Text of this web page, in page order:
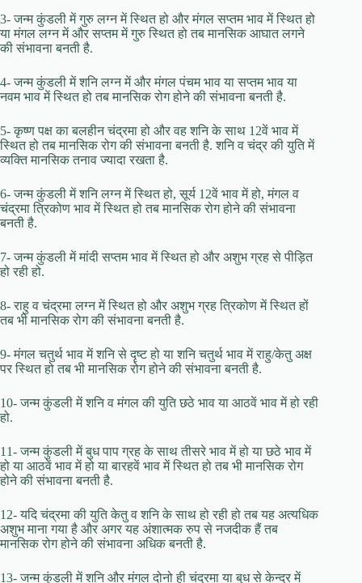
3- जन्म कुंडली में गुरु लग्न में स्थित हो और मंगल सप्तम भाव में स्थित हो
या मंगल लग्न में और सप्तम में गुरु स्थित हो तब मानसिक आघात लगने
की संभावना बनती है.
4- जन्म कुंडली में शनि लग्न में और मंगल पंचम भाव या सप्तम भाव या
नवम भाव में स्थित हो तब मानसिक रोग होने की संभावना बनती है.
5- कृष्ण पक्ष का बलहीन चंद्रमा हो और वह शनि के साथ 12वें भाव में
स्थित हो तब मानसिक रोग की संभावना बनती है. शनि व चंद्र की युति में
व्यक्ति मानसिक तनाव ज्यादा रखता है.
6- जन्म कुंडली में शनि लग्न में स्थित हो, सूर्य 12वें भाव में हो, मंगल व
चंद्रमा त्रिकोण भाव में स्थित हो तब मानसिक रोग होने की संभावना
बनती है.
7- जन्म कुंडली में मांदी सप्तम भाव में स्थित हो और अशुभ ग्रह से पीड़ित
हो रही हो.
8- राहु व चंद्रमा लग्न में स्थित हो और अशुभ ग्रह त्रिकोण में स्थित हों
तब भी मानसिक रोग की संभावना बनती है.
9- मंगल चतुर्थ भाव में शनि से दृष्ट हो या शनि चतुर्थ भाव में राहु/केतु अक्ष
पर स्थित हो तब भी मानसिक रोग होने की संभावना बनती है.
10- जन्म कुंडली में शनि व मंगल की युति छठे भाव या आठवें भाव में हो रही
हो.
11- जन्म कुंडली में बुध पाप ग्रह के साथ तीसरे भाव में हो या छठे भाव में
हो या आठवें भाव में हो या बारहवें भाव में स्थित हो तब भी मानसिक रोग
होने की संभावना बनती है.
12- यदि चंद्रमा की युति केतु व शनि के साथ हो रही हो तब यह अत्यधिक
अशुभ माना गया है और अगर यह अंशात्मक रुप से नजदीक हैं तब
मानसिक रोग होने की संभावना अधिक बनती है.
13- जन्म कुंडली में शनि और मंगल दोनो ही चंद्रमा या बुध से केन्द्र में